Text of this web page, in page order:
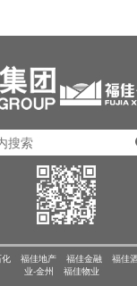
福佳地产 福佳金融 福佳
业-金州
福佳物业